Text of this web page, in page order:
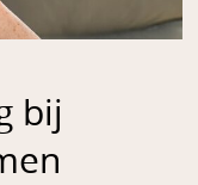
bij